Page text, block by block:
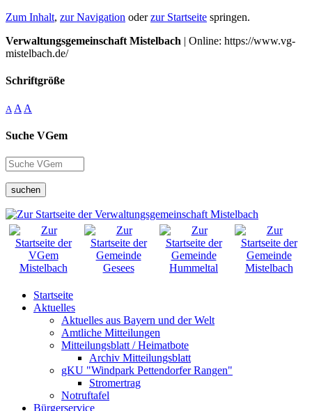
Zum Inhalt, zur Navigation oderzur Startseite springen.
Verwaltungsgemeinschaft Mistelbach | Online: https://www.vg-
mistelbach.de/
Schriftgröße
A A A
Suche VGem
suchen
Startseite
Aktuelles
Aktuelles aus Bayern und der Welt
Amtliche Mitteilungen
Mitteilungsblatt / Heimatbote
Archiv Mitteilungsblatt
gKU "Windpark Pettendorfer Rangen"
Stromertrag
Notruftafel
Bürgerservice